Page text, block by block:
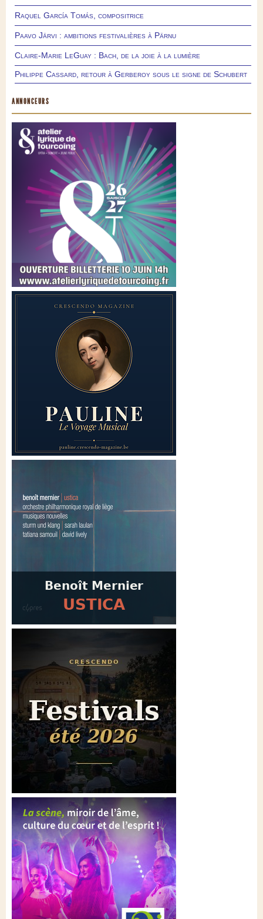
Raquel García Tomás, compositrice
Paavo Järvi : ambitions festivalières à Pärnu
Claire-Marie LeGuay : Bach, de la joie à la lumière
Philippe Cassard, retour à Gerberoy sous le signe de Schubert
ANNONCEURS